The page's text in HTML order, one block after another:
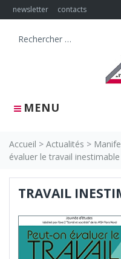
Skip
to
newsletter contacts
MENU
Search
Accueil > Actualités >
évaluer le travail inestimable
TRAVAIL